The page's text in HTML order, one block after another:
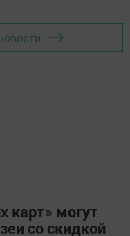
карт» могут
со скидкой